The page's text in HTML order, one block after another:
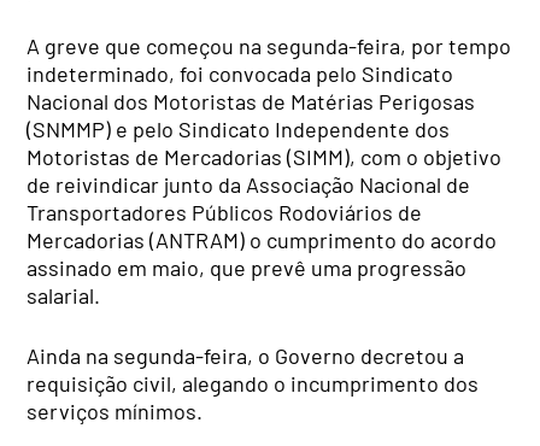
A greve que começou na segunda-feira, por tempo
indeterminado, foi convocada pelo Sindicato
Nacional dos Motoristas de Matérias Perigosas
(SNMMP) e pelo Sindicato Independente dos
Motoristas de Mercadorias (SIMM), com o objetivo
de reivindicar junto da Associação Nacional de
Transportadores Públicos Rodoviários de
Mercadorias (ANTRAM) o cumprimento do acordo
assinado em maio, que prevê uma progressão
salarial.
Ainda na segunda-feira, o Governo decretou a
requisição civil, alegando o incumprimento dos
serviços mínimos.